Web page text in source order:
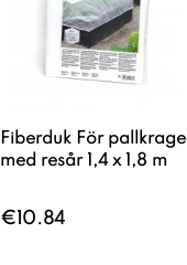
Fiberduk För pallkrage
med resår 1,4 x 1,8 m
€10.84